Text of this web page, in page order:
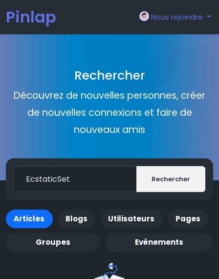
Pinlap Nous rejoindre
Rechercher
Découvrez de nouvelles personnes, créer
de nouvelles connexions et faire de
nouveaux amis
Rechercher
Articles Blogs Utilisateurs Pages
Groupes Evènements